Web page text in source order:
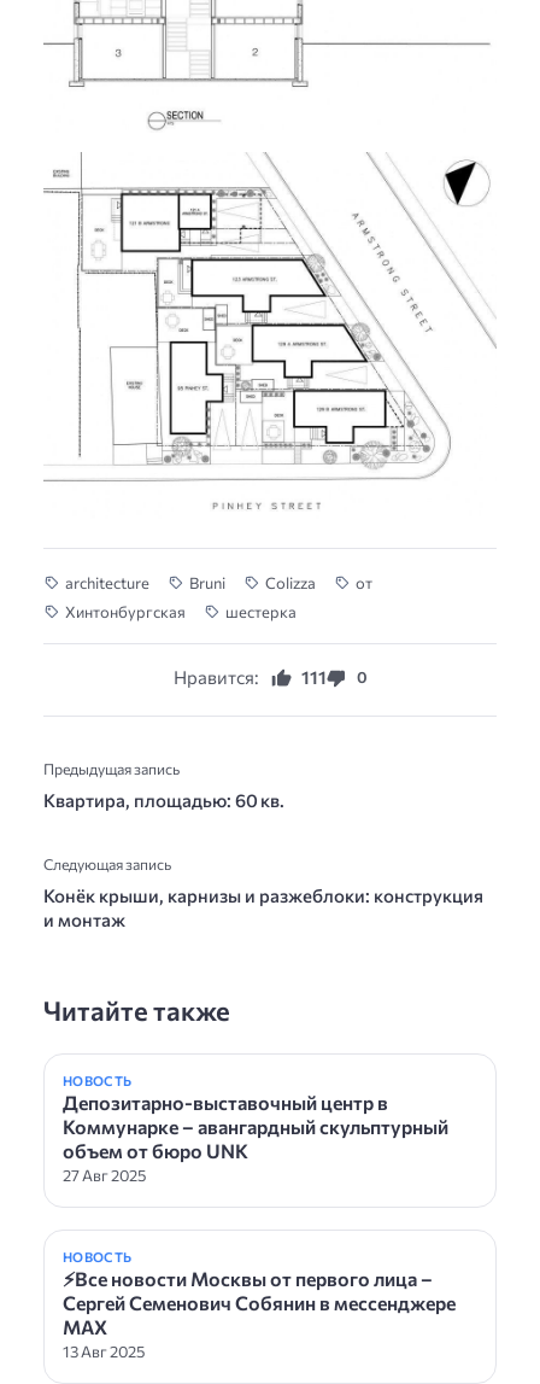
architecture Bruni Colizza
от
Хинтонбургская
шестерка
Нравится: 111 0
Предыдущая запись
Квартира, площадью: 60 кв.
Следующая запись
Конёк крыши, карнизы и разжеблоки: конструкция
и монтаж
Читайте также
НОВОСТЬ
Депозитарно-выставочный центр в
Коммунарке – авангардный скульптурный
объем от бюро UNK
27 Авг 2025
НОВОСТЬ
⚡️Все новости Москвы от первого лица –
Сергей Семенович Собянин в мессенджере
MAX
13 Авг 2025